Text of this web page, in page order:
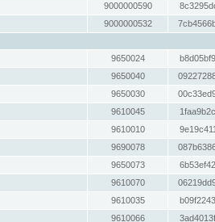
9000000590
9000000532
9650024
9650040
9650030
9610045
9610010
9690078
9650073
9610070
9610035
9610066